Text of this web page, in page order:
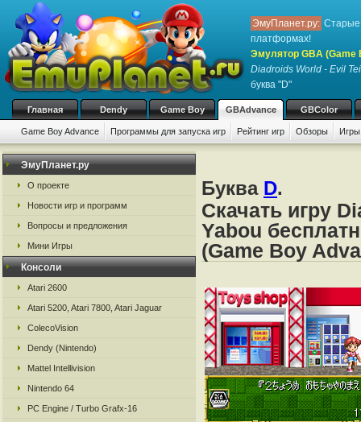
ЭмуПланет.ру: Старые
платформах!
Эмулятор GBA (Game
Diadroids World - Evil
буква "D"
Главная Dendy Game Boy GBAdvance GBColor
Game Boy Advance Программы для запуска игр Рейтинг игр Обзоры
ЭмуПланет.ру
О проекте
Новости игр и программ
Вопросы и предложения
Мини Игры
Консоли
Atari 2600
Atari 5200, Atari 7800, Atari Jaguar
ColecoVision
Dendy (Nintendo)
Mattel Intellivision
Nintendo 64
PC Engine / Turbo Grafx-16
Буква D.
Скачать игру
Yabou
(Game Boy